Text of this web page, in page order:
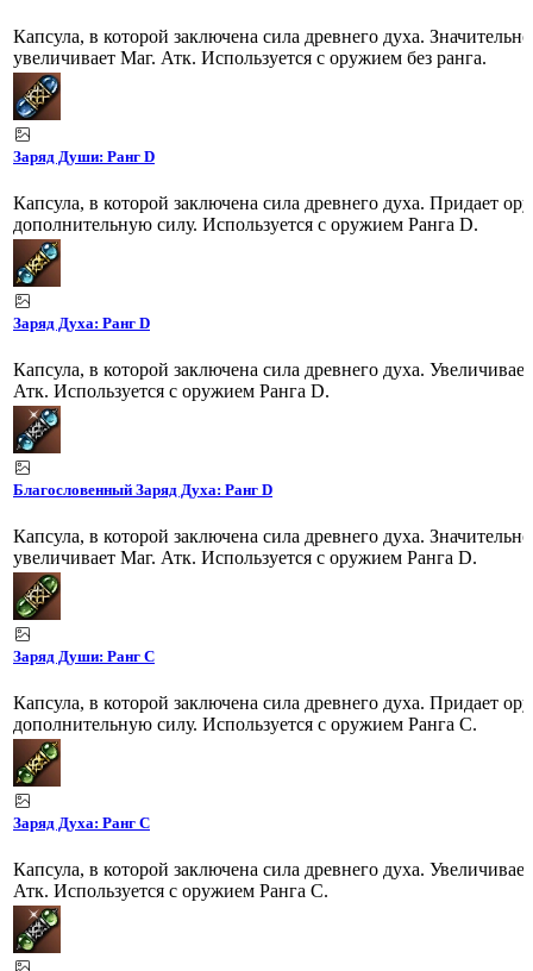
Капсула, в которой заключена сила древнего духа. Значительно
увеличивает Маг. Атк. Используется с оружием без ранга.
Заряд Души: Ранг D
Капсула, в которой заключена сила древнего духа. Придает
дополнительную силу. Используется с оружием Ранга D.
Заряд Духа: Ранг D
Капсула, в которой заключена сила древнего духа.
Атк. Используется с оружием Ранга D.
Благословенный Заряд Духа: Ранг D
Капсула, в которой заключена сила древнего духа. Значительно
увеличивает Маг. Атк. Используется с оружием Ранга D.
Заряд Души: Ранг C
Капсула, в которой заключена сила древнего духа. Придает
дополнительную силу. Используется с оружием Ранга C.
Заряд Духа: Ранг C
Капсула, в которой заключена сила древнего духа.
Атк. Используется с оружием Ранга C.